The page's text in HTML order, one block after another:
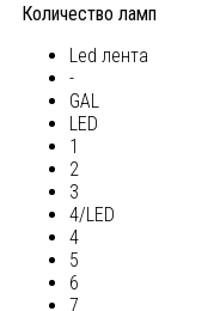
Количество ламп
Led лента
-
GAL
LED
1
2
3
4/LED
4
5
6
7